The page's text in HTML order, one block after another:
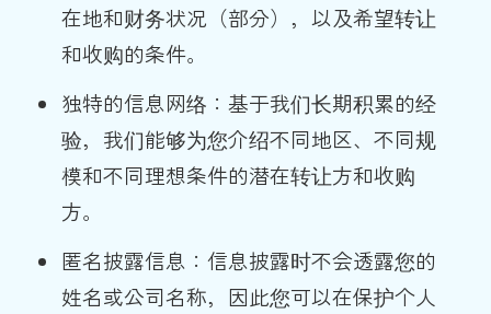
在地和财务状况（部分），以及希望转让
和收购的条件。
独特的信息网络：基于我们长期积累的经
验，我们能够为您介绍不同地区、不同规
模和不同理想条件的潜在转让方和收购
方。
匿名披露信息：信息披露时不会透露您的
姓名或公司名称，因此您可以在保护个人